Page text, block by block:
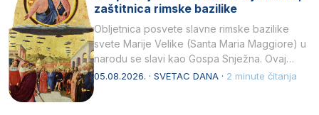
zaštitnica rimske bazilike
Obljetnica posvete slavne rimske bazilike
svete Marije Velike (Santa Maria Maggiore) u
narodu se slavi kao Gospa Snježna. Ovaj
naziv, Sancta Maria…
05.08.2026. · SVETAC DANA · 2 minute čitanja